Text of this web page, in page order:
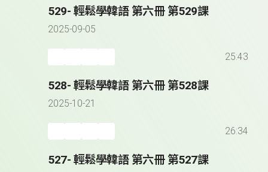
529- 輕鬆學韓語 第六冊 第529課
2025-09-05
25:43
528- 輕鬆學韓語 第六冊 第528課
2025-10-21
26:34
527- 輕鬆學韓語 第六冊 第527課